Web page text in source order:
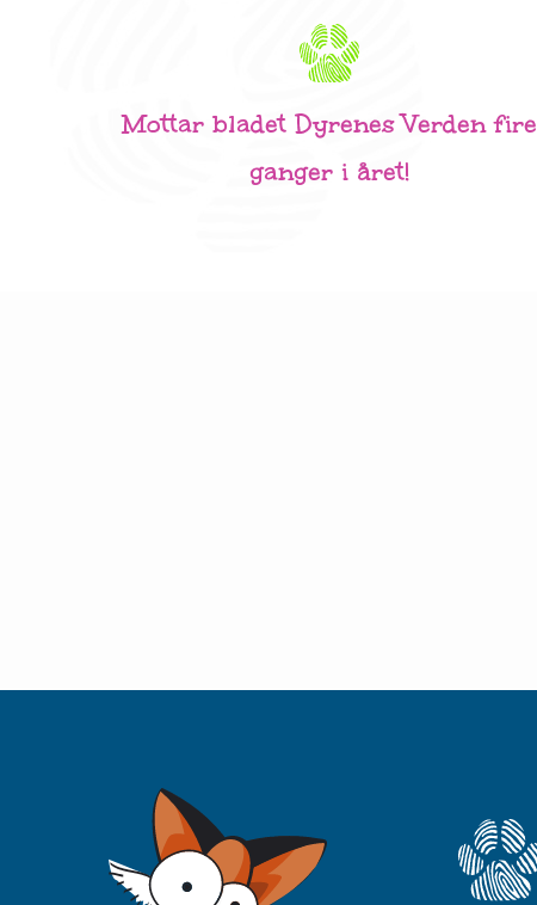
Mottar bladet Dyrenes Verden fire
ganger i året!